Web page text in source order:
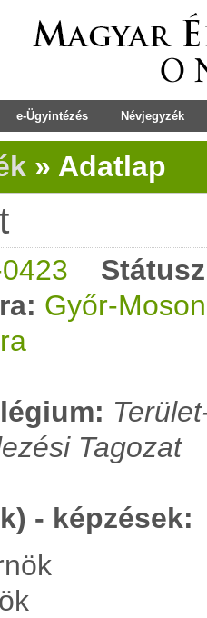
e-Ügyintézés Névjegyzék
» Adatlap
Győr-
Tagozat
- képzések: